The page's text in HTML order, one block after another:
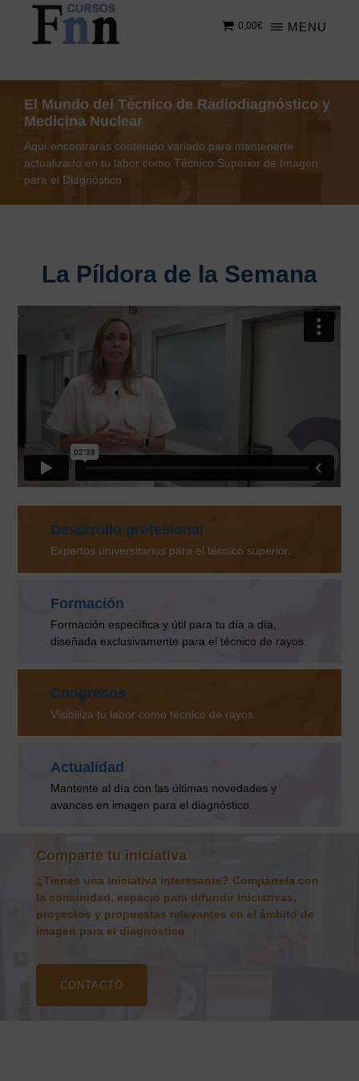
Saltar
contenido
en
cursos
online
MENU
0,00€
El Mundo del Técnico de Radiodiagnóstico y
Medicina Nuclear
Aquí encontrarás contenido variado para mantenerte
actualizado en tu labor como Técnico Superior de Imagen
para el Diagnóstico
La Píldora de la Semana
Desarrollo profesional
Expertos universitarios para el técnico superior.
Formación
Formación específica y útil para tu día a día,
diseñada exclusivamente para el técnico de rayos.
Congresos
Visibiliza tu labor como técnico de rayos.
Actualidad
Mantente al día con las últimas novedades y
avances en imagen para el diagnóstico.
Comparte tu iniciativa
¿Tienes una iniciativa interesante? Compártela con
la comunidad. espacio para difundir iniciativas,
proyectos y propuestas relevantes en el ámbito de
imagen para el diagnóstico
CONTACTO